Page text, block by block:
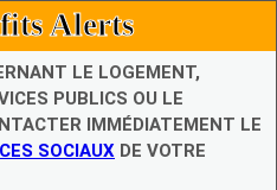
Alerts
LE LOGEMENT,
PUBLICS OU LE
IMMÉDIATEMENT LE
SOCIAUX DE VOTRE